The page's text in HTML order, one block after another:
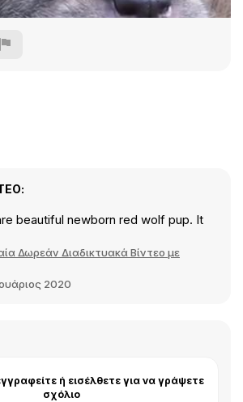
beautiful newborn red wolf pup. It
Δωρεάν Διαδικτυακά Βίντεο με
2020
ή εισέλθετε για να γράψετε
σχόλιο